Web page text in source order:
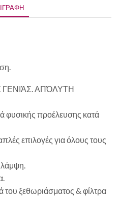
ΑΠΌΛΥΤΗ
φυσικής προέλευσης κατά
επιλογές για όλους τους
λάμψη.
του ξεθωριάσματος & φίλτρα